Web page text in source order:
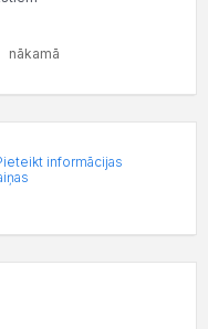
nākamā
informācijas